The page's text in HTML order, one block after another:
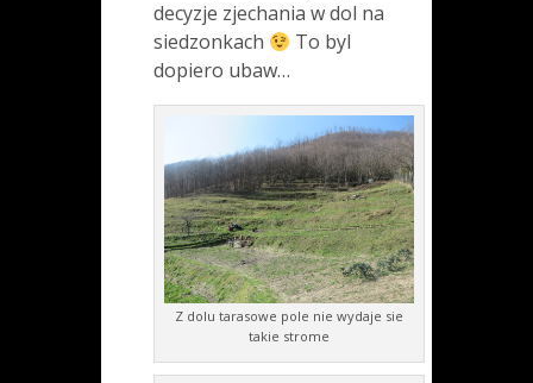
decyzje zjechania w dol na
siedzonkach
To byl
dopiero ubaw…
Z dolu tarasowe pole nie wydaje sie
takie strome